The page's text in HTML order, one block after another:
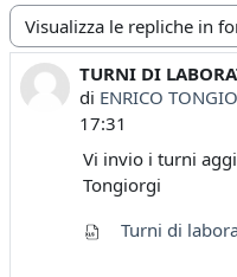
Modalità visualizzazione
TURNI DI
di ENRICO
17:31
Numero di
Vi invio i turni
Tongiorgi
Turni di